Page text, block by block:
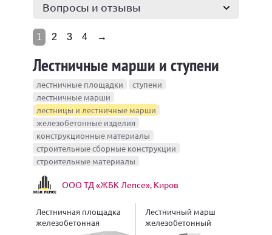
Вопросы и отзывы
1 2 3 4 →
Лестничные марши и ступени
лестничные площадки
ступени
лестничные марши
лестницы и лестничные марши
железобетонные изделия
конструкционные материалы
строительные сборные конструкции
строительные материалы
ООО ТД «ЖБК Лепсе», Киров
Лестничная площадка
железобетонная
Лестничный марш
железобетонный